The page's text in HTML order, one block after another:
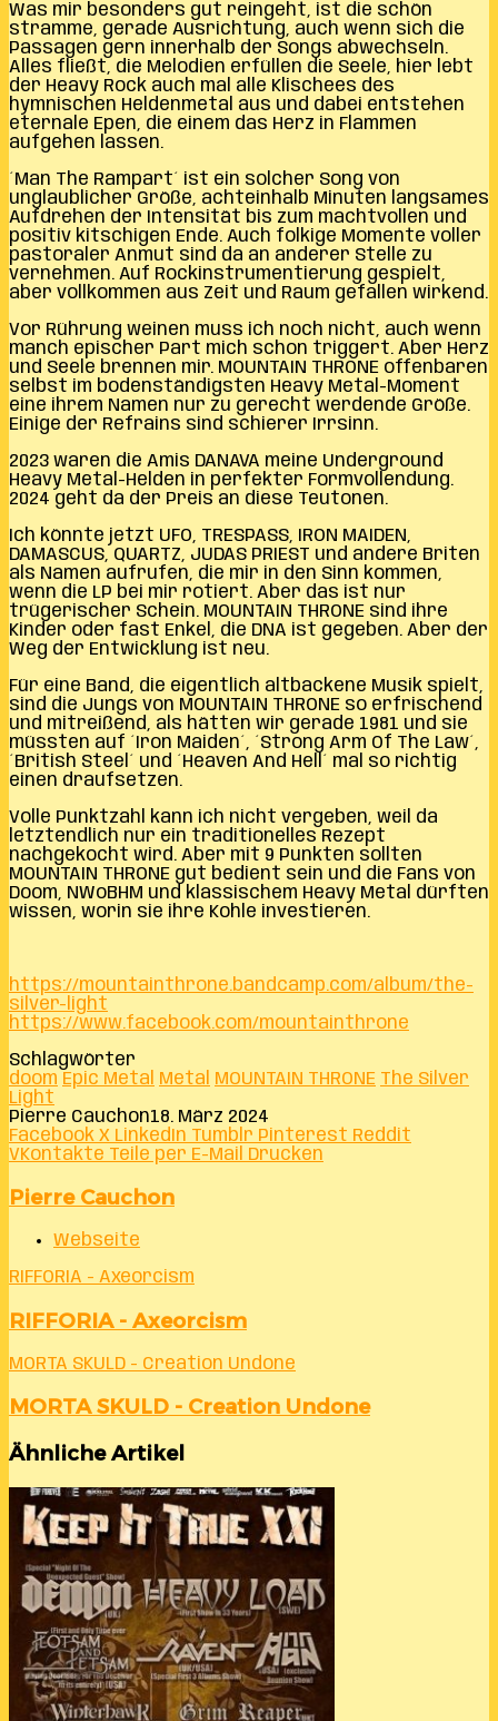
Was mir besonders gut reingeht, ist die schön
stramme, gerade Ausrichtung, auch wenn sich die
Passagen gern innerhalb der Songs abwechseln.
Alles fließt, die Melodien erfüllen die Seele, hier lebt
der Heavy Rock auch mal alle Klischees des
hymnischen Heldenmetal aus und dabei entstehen
eternale Epen, die einem das Herz in Flammen
aufgehen lassen.
´Man The Rampart´ ist ein solcher Song von
unglaublicher Größe, achteinhalb Minuten langsames
Aufdrehen der Intensität bis zum machtvollen und
positiv kitschigen Ende. Auch folkige Momente voller
pastoraler Anmut sind da an anderer Stelle zu
vernehmen. Auf Rockinstrumentierung gespielt,
aber vollkommen aus Zeit und Raum gefallen wirkend.
Vor Rührung weinen muss ich noch nicht, auch wenn
manch epischer Part mich schon triggert. Aber Herz
und Seele brennen mir. MOUNTAIN THRONE offenbaren
selbst im bodenständigsten Heavy Metal-Moment
eine ihrem Namen nur zu gerecht werdende Größe.
Einige der Refrains sind schierer Irrsinn.
2023 waren die Amis DANAVA meine Underground
Heavy Metal-Helden in perfekter Formvollendung.
2024 geht da der Preis an diese Teutonen.
Ich könnte jetzt UFO, TRESPASS, IRON MAIDEN,
DAMASCUS, QUARTZ, JUDAS PRIEST und andere Briten
als Namen aufrufen, die mir in den Sinn kommen,
wenn die LP bei mir rotiert. Aber das ist nur
trügerischer Schein. MOUNTAIN THRONE sind ihre
Kinder oder fast Enkel, die DNA ist gegeben. Aber der
Weg der Entwicklung ist neu.
Für eine Band, die eigentlich altbackene Musik spielt,
sind die Jungs von MOUNTAIN THRONE so erfrischend
und mitreißend, als hätten wir gerade 1981 und sie
müssten auf ´Iron Maiden´, ´Strong Arm Of The Law´,
´British Steel´ und ´Heaven And Hell´ mal so richtig
einen draufsetzen.
Volle Punktzahl kann ich nicht vergeben, weil da
letztendlich nur ein traditionelles Rezept
nachgekocht wird. Aber mit 9 Punkten sollten
MOUNTAIN THRONE gut bedient sein und die Fans von
Doom, NWoBHM und klassischem Heavy Metal dürften
wissen, worin sie ihre Kohle investieren.
https://mountainthrone.bandcamp.com/album/the-
silver-light
https://www.facebook.com/mountainthrone
Schlagwörter
doom Epic Metal Metal MOUNTAIN THRONE The Silver
Light
Pierre Cauchon18. März 2024
Facebook X LinkedIn Tumblr Pinterest Reddit
VKontakte Teile per E-Mail Drucken
Pierre Cauchon
Webseite
RIFFORIA - Axeorcism
RIFFORIA - Axeorcism
MORTA SKULD - Creation Undone
MORTA SKULD - Creation Undone
Ähnliche Artikel